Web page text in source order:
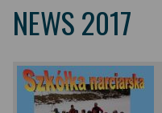
NEWS 2017